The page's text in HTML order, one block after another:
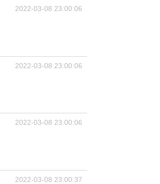
2022-03-08 23:00:06
2022-03-08 23:00:06
2022-03-08 23:00:06
2022-03-08 23:00:37